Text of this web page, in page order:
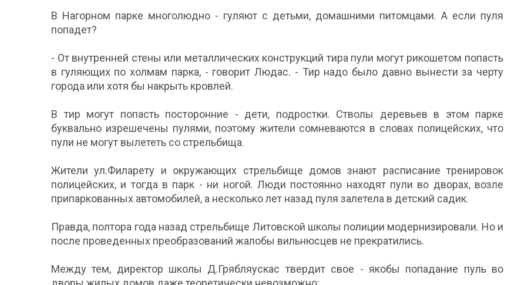
В Нагорном парке многолюдно - гуляют с детьми, домашними питомцами. А если пуля
попадет?
- От внутренней стены или металлических конструкций тира пули могут рикошетом попасть
в гуляющих по холмам парка, - говорит Людас. - Тир надо было давно вынести за черту
города или хотя бы накрыть кровлей.
В тир могут попасть посторонние - дети, подростки. Стволы деревьев в этом парке
буквально изрешечены пулями, поэтому жители сомневаются в словах полицейских, что
пули не могут вылететь со стрельбища.
Жители ул.Филарету и окружающих стрельбище домов знают расписание тренировок
полицейских, и тогда в парк - ни ногой. Люди постоянно находят пули во дворах, возле
припаркованных автомобилей, а несколько лет назад пуля залетела в детский садик.
Правда, полтора года назад стрельбище Литовской школы полиции модернизировали. Но и
после проведенных преобразований жалобы вильнюсцев не прекратились.
Между тем, директор школы Д.Грябляускас твердит свое - якобы попадание пуль во